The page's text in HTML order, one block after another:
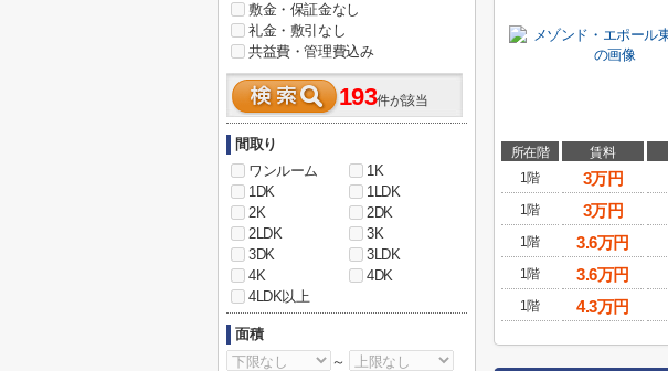
所在階 賃料
1階
3万円
1階
3万円
1階
3.6万円
1階
3.6万円
1階
4.3万円
敷金・保証金なし
礼金・敷引なし
共益費・管理費込み
193件が該当
間取り
ワンルーム
1K
1DK
1LDK
2K
2DK
2LDK
3K
3DK
3LDK
4K
4DK
4LDK以上
面積
～